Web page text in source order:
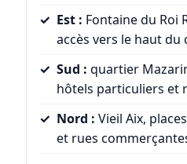
Est : Fontaine du Roi
accès vers le haut du
Sud : quartier
hôtels particuliers et
Nord : Vieil Aix,
et rues